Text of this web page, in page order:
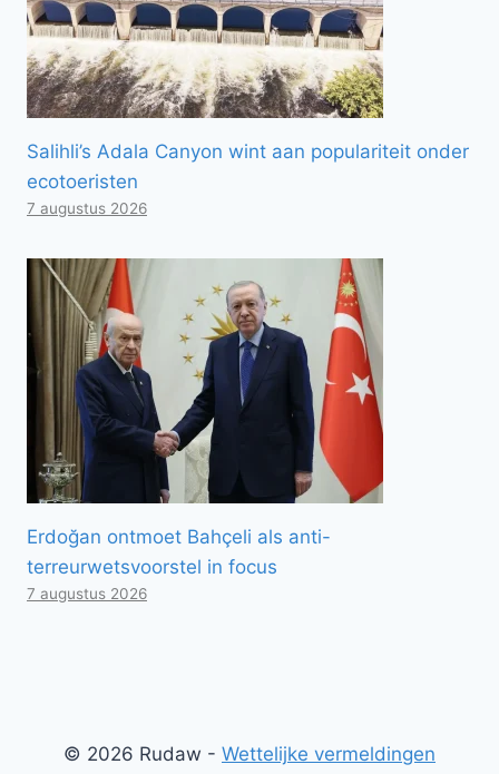
Salihli’s Adala Canyon wint aan populariteit onder
ecotoeristen
7 augustus 2026
Erdoğan ontmoet Bahçeli als anti-
terreurwetsvoorstel in focus
7 augustus 2026
© 2026 Rudaw - Wettelijke vermeldingen